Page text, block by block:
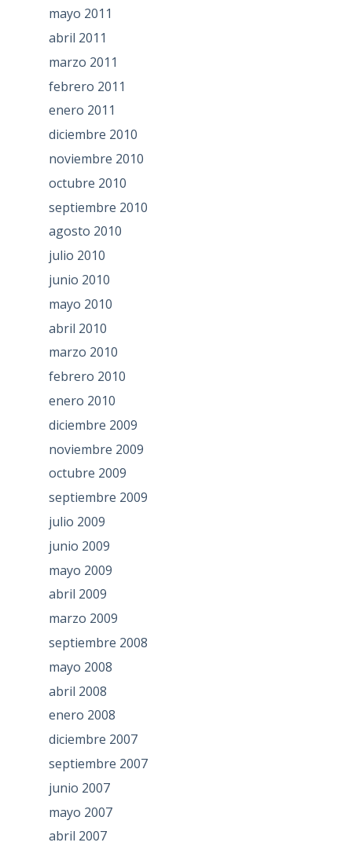
mayo 2011
abril 2011
marzo 2011
febrero 2011
enero 2011
diciembre 2010
noviembre 2010
octubre 2010
septiembre 2010
agosto 2010
julio 2010
junio 2010
mayo 2010
abril 2010
marzo 2010
febrero 2010
enero 2010
diciembre 2009
noviembre 2009
octubre 2009
septiembre 2009
julio 2009
junio 2009
mayo 2009
abril 2009
marzo 2009
septiembre 2008
mayo 2008
abril 2008
enero 2008
diciembre 2007
septiembre 2007
junio 2007
mayo 2007
abril 2007